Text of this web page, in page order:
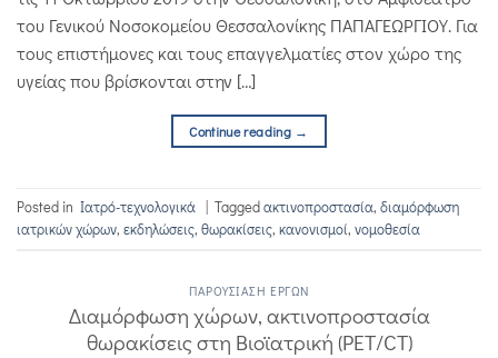
του Γενικού Νοσοκομείου Θεσσαλονίκης ΠΑΠΑΓΕΩΡΓΙΟΥ. Για
τους επιστήμονες και τους επαγγελματίες στον χώρο της
υγείας που βρίσκονται στην […]
Continue reading →
Posted in Iατρό-τεχνολογικά Taggedακτινοπροστασία, διαμόρφωση
ιατρικών χώρων, εκδηλώσεις, θωρακίσεις, κανονισμοί, νομοθεσία
ΠΑΡΟΥΣΊΑΣΗ ΈΡΓΩΝ
Διαμόρφωση χώρων, ακτινοπροστασία
θωρακίσεις στη Βιοϊατρική (PET/CT)